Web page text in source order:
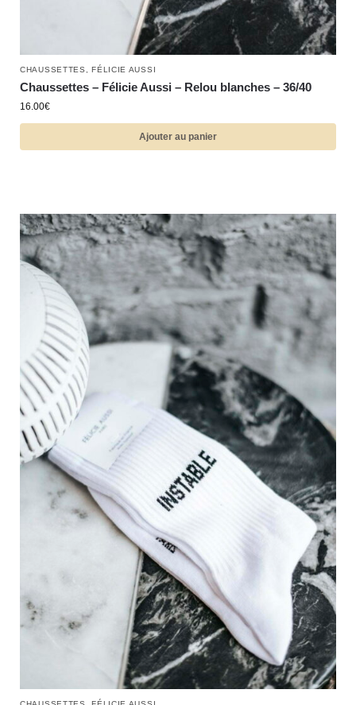
CHAUSSETTES ,FÉLICIE AUSSI
Chaussettes – Félicie Aussi – Relou blanches – 36/40
16.00€
Ajouter au panier